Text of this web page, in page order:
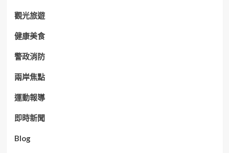
觀光旅遊
健康美食
警政消防
兩岸焦點
運動報導
即時新聞
Blog